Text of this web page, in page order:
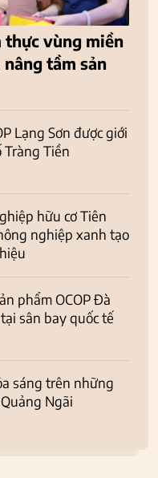
thực vùng miền
tầm sản
Lạng Sơn được giới
Tiền
hữu cơ Tiên
nghiệp xanh tạo
phẩm OCOP Đà
sân bay quốc tế
sáng trên những
Ngãi